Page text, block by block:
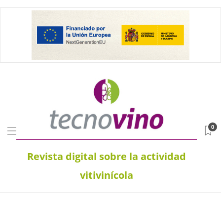
Revista digital sobre la actividad
vitivinícola
0